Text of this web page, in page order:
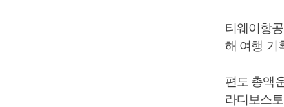
티웨이항
해 여행 기
편도 총액
라디보스